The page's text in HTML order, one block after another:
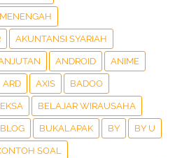
AKUNTANSI SYARIAH
ANDROID ANIME
ARD AXIS BADOO
BELAJAR WIRAUSAHA
BLOG BUKALAPAK BY BY U
SOAL